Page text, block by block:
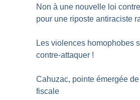
Non à une nouvelle loi
pour une riposte antiraciste
Les violences homophobes
contre-attaquer !
Cahuzac, pointe émergée
fiscale